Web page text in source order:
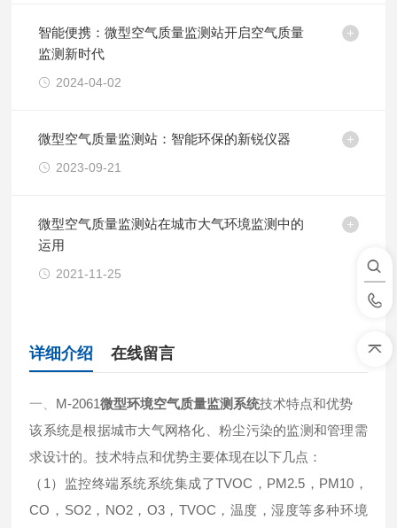
智能便携：微型空气质量监测站开启空气质量
监测新时代
2024-04-02
微型空气质量监测站：智能环保的新锐仪器
2023-09-21
微型空气质量监测站在城市大气环境监测中的
运用
2021-11-25
详细介绍 在线留言
一、 M-2061微型环境空气质量监测系统技术特点和优势
该系统是根据城市大气网格化、粉尘污染的监测和管理需
求设计的。技术特点和优势主要体现在以下几点：
（1）监控终端系统系统集成了TVOC，PM2.5，PM10，
CO，SO2，NO2，O3，TVOC，温度，湿度等多种环境